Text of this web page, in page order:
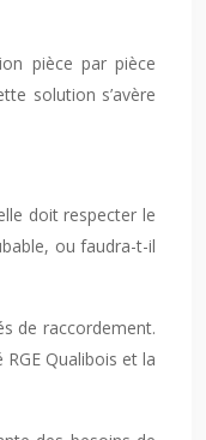
pièce par pièce
solution s’avère
doit respecter le
ou faudra-t-il
de raccordement.
Qualibois et la